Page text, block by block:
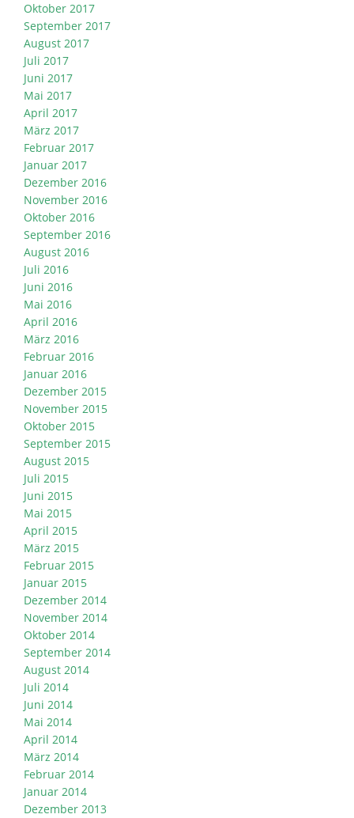
Oktober 2017
September 2017
August 2017
Juli 2017
Juni 2017
Mai 2017
April 2017
März 2017
Februar 2017
Januar 2017
Dezember 2016
November 2016
Oktober 2016
September 2016
August 2016
Juli 2016
Juni 2016
Mai 2016
April 2016
März 2016
Februar 2016
Januar 2016
Dezember 2015
November 2015
Oktober 2015
September 2015
August 2015
Juli 2015
Juni 2015
Mai 2015
April 2015
März 2015
Februar 2015
Januar 2015
Dezember 2014
November 2014
Oktober 2014
September 2014
August 2014
Juli 2014
Juni 2014
Mai 2014
April 2014
März 2014
Februar 2014
Januar 2014
Dezember 2013